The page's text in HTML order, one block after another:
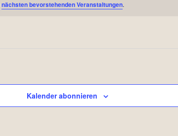
nächsten bevorstehenden Veranstaltungen.
Kalender abonnieren